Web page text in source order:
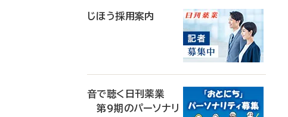
じほう採用案内
音で聴く日刊薬業
第9期のパーソナリ